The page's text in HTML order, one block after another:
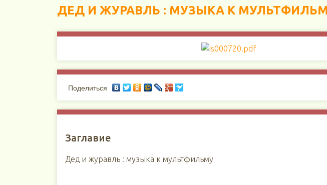
ДЕД И ЖУРАВЛЬ : МУЗЫКА К
Поделиться
Заглавие
Дед и журавль : музыка к мультфильму